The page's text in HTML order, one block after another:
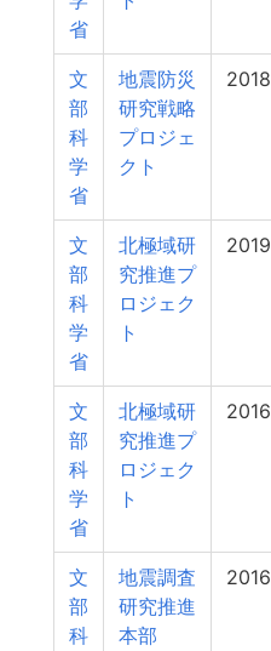
省
文
部
科
学
省
地震防災
研究戦略
プロジェ
クト
2018
文
部
科
学
省
北極域研
究推進プ
ロジェク
ト
2019
文
部
科
学
省
北極域研
究推進プ
ロジェク
ト
2016
文
部
科
地震調査
研究推進
本部
2016